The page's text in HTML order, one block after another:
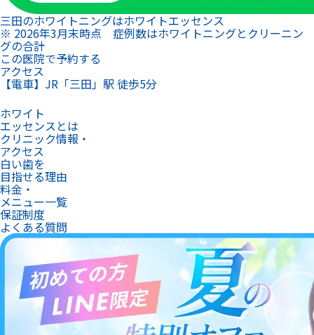
三田のホワイトニングはホワイトエッセンス
※ 2026年3月末時点 症例数はホワイトニングとクリーニン
グの合計
この医院で予約する
アクセス
【電車】JR「三田」駅 徒歩5分
ホワイト
エッセンスとは
クリニック情報・
アクセス
白い歯を
目指せる理由
料金・
メニュー一覧
保証制度
よくある質問